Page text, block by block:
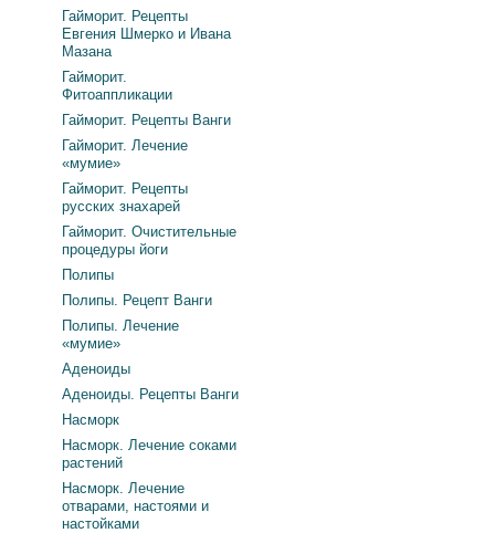
Гайморит. Рецепты
Евгения Шмерко и Ивана
Мазана
Гайморит.
Фитоаппликации
Гайморит. Рецепты Ванги
Гайморит. Лечение
«мумие»
Гайморит. Рецепты
русских знахарей
Гайморит. Очистительные
процедуры йоги
Полипы
Полипы. Рецепт Ванги
Полипы. Лечение
«мумие»
Аденоиды
Аденоиды. Рецепты Ванги
Насморк
Насморк. Лечение соками
растений
Насморк. Лечение
отварами, настоями и
настойками